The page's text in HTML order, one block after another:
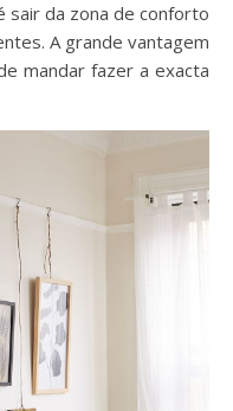
sair da zona de conforto
A grande vantagem
mandar fazer a exacta